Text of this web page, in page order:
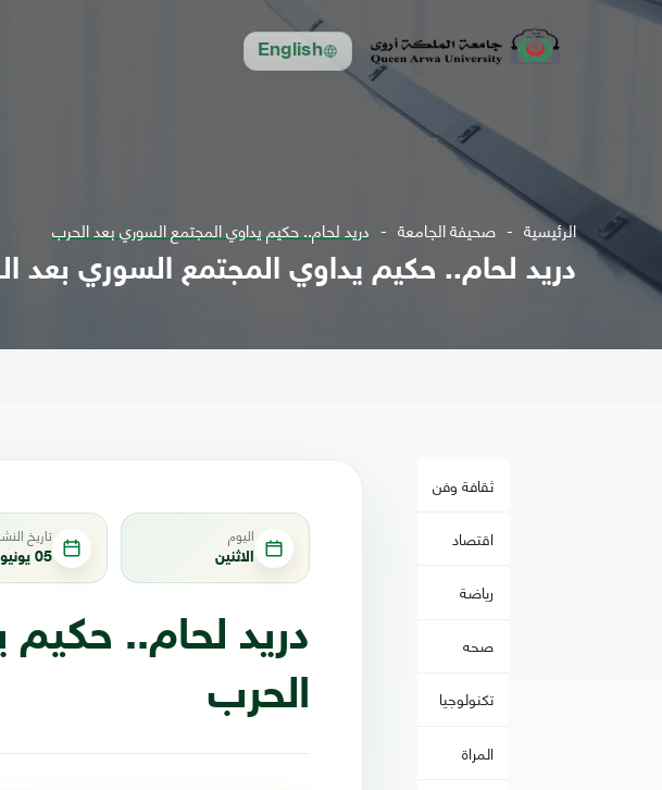
English
الرئيسية صحيفة الجامعة دريد لحام.. حكيم يداوي المجتمع السوري بعد الحرب
دريد لحام.. حكيم يداوي المجتمع السوري بعد
ثقافة وفن
اقتصاد
رياضة
صحه
تكنولوجيا
المراة
اليوم
الاثنين
تاريخ
05 يونيو 2023
دريد لحام..
الحرب